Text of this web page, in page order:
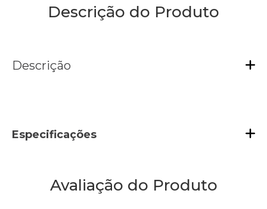
Descrição do Produto
Descrição
Especificações
Avaliação do Produto